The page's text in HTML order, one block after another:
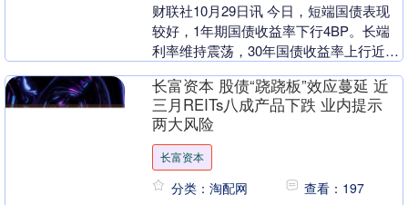
财联社10月29日讯 今日，短端国债表现
较好，1年期国债收益率下行4BP。长端
利率维持震荡，30年国债收益率上行近
1BP。 国债期货收盘多数上涨，30年期主
力合....
长富资本 股债“跷跷板”效应蔓延 近
三月REITs八成产品下跌 业内提示
两大风险
长富资本
分类：淘配网 查看：197